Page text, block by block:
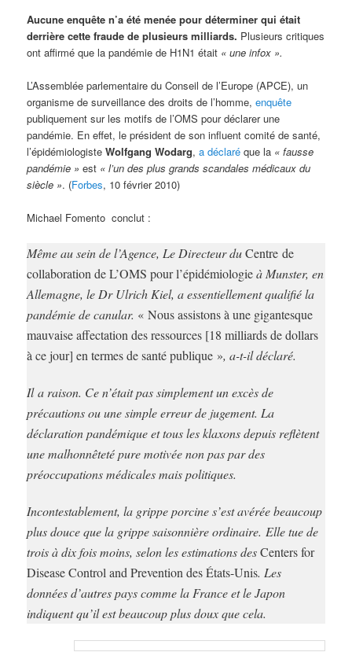
Aucune enquête n’a été menée pour déterminer qui était
derrière cette fraude de plusieurs milliards. Plusieurs critiques
ont affirmé que la pandémie de H1N1 était « une infox ».
L’Assemblée parlementaire du Conseil de l’Europe (APCE), un
organisme de surveillance des droits de l’homme,enquête
publiquement sur les motifs de l’OMS pour déclarer une
pandémie. En effet, le président de son influent comité de santé,
l’épidémiologisteWolfgang Wodarg,a déclaré que la « fausse
pandémie » est « l’un des plus grands scandales médicaux du
siècle ». (Forbes, 10 février 2010)
Michael Fomento conclut :
Même au sein de l’Agence, Le Directeur duCentre de
collaboration de L’OMS pour l’épidémiologieà Munster, en
Allemagne, le Dr Ulrich Kiel, a essentiellement qualifié la
pandémie de canular. « Nous assistons à une gigantesque
mauvaise affectation des ressources [18 milliards de dollars
à ce jour] en termes de santé publique », a-t-il déclaré.
Il a raison. Ce n’était pas simplement un excès de
précautions ou une simple erreur de jugement. La
déclaration pandémique et tous les klaxons depuis reflètent
une malhonnêteté pure motivée non pas par des
préoccupations médicales mais politiques.
Incontestablement, la grippe porcine s’est avérée beaucoup
plus douce que la grippe saisonnière ordinaire. Elle tue de
trois à dix fois moins, selon les estimations desCenters for
Disease Control and Prevention des États-Unis. Les
données d’autres pays comme la France et le Japon
indiquent qu’il est beaucoup plus doux que cela.